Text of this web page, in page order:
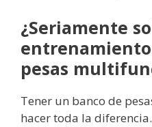
¿Seriamente
pesas
Tener un banco de
hacer toda la